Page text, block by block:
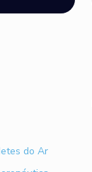
do Ar